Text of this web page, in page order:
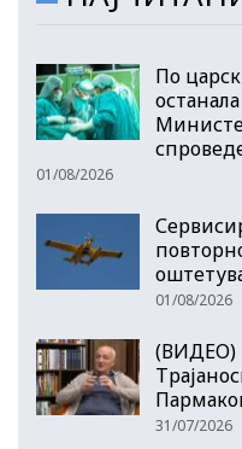
По
01/08/2026
01/08/2026
(ВИДЕО)
31/07/2026